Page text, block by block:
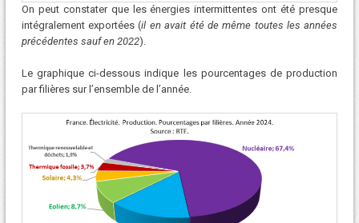
On peut constater que les énergies intermittentes ont été presque
intégralement exportées (il en avait été de même toutes les années
précédentes sauf en 2022).
Le graphique ci-dessous indique les pourcentages de production
par filières sur l’ensemble de l’année.